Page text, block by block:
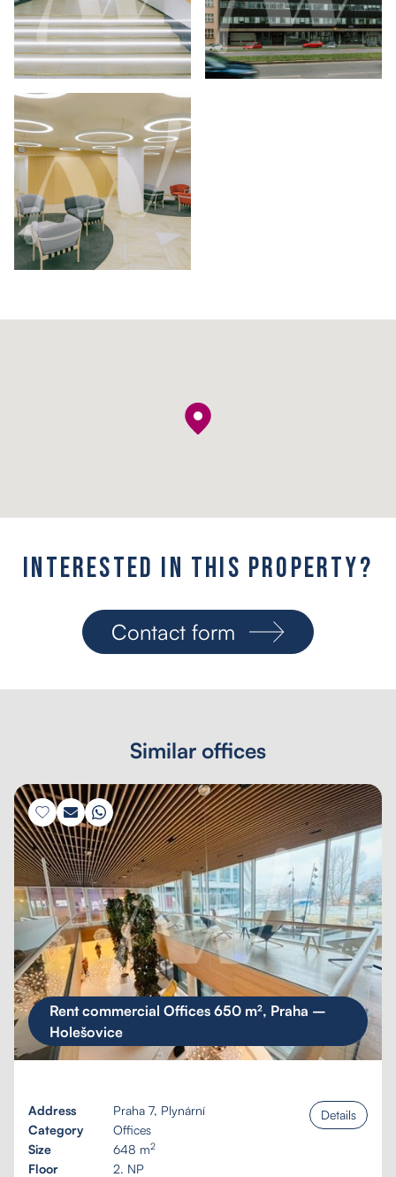
Interested in this property?
Contact form
Similar offices
Rent commercial Offices 650 m², Praha –
Holešovice
Address
Praha 7, Plynární
Category
Offices
Size
648 m2
Floor
2. NP
Details